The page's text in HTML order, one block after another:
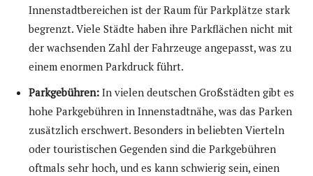
Innenstadtbereichen ist der Raum für Parkplätze stark
begrenzt. Viele Städte haben ihre Parkflächen nicht mit
der wachsenden Zahl der Fahrzeuge angepasst, was zu
einem enormen Parkdruck führt.
Parkgebühren: In vielen deutschen Großstädten gibt es
hohe Parkgebühren in Innenstadtnähe, was das Parken
zusätzlich erschwert. Besonders in beliebten Vierteln
oder touristischen Gegenden sind die Parkgebühren
oftmals sehr hoch, und es kann schwierig sein, einen